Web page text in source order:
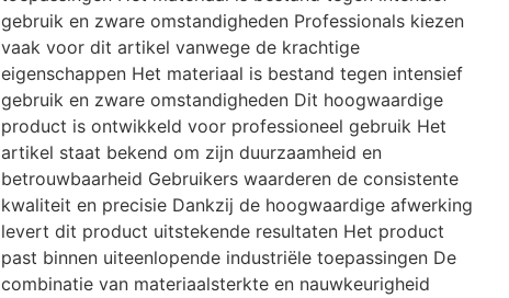
gebruik en zware omstandigheden Professionals kiezen
vaak voor dit artikel vanwege de krachtige
eigenschappen Het materiaal is bestand tegen intensief
gebruik en zware omstandigheden Dit hoogwaardige
product is ontwikkeld voor professioneel gebruik Het
artikel staat bekend om zijn duurzaamheid en
betrouwbaarheid Gebruikers waarderen de consistente
kwaliteit en precisie Dankzij de hoogwaardige afwerking
levert dit product uitstekende resultaten Het product
past binnen uiteenlopende industriële toepassingen De
combinatie van materiaalsterkte en nauwkeurigheid